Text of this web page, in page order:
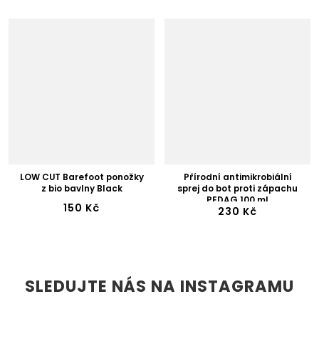
LOW CUT Barefoot ponožky
z bio bavlny Black
150 Kč
Přírodní antimikrobiální
sprej do bot proti zápachu
PEDAG 100 ml
230 Kč
SLEDUJTE NÁS NA INSTAGRAMU